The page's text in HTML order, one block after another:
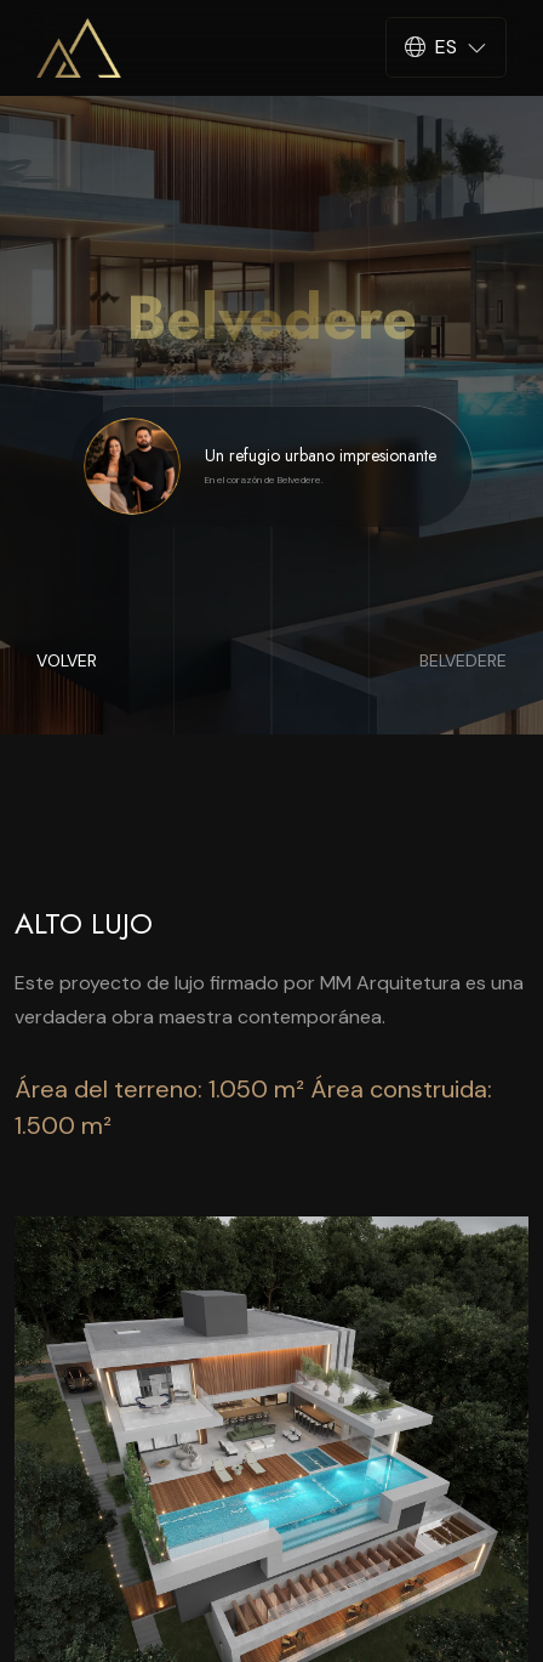
ES
Belvedere
Un refugio urbano impresionante
En el corazón de Belvedere.
VOLVER BELVEDERE
ALTO LUJO
Este proyecto de lujo firmado por MM Arquitetura es una
verdadera obra maestra contemporánea.
Área del terreno: 1.050 m² Área construida:
1.500 m²